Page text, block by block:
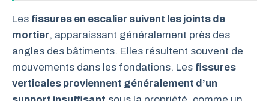
Les fissures en escalier suivent les joints de
mortier, apparaissant généralement près des
angles des bâtiments. Elles résultent souvent de
mouvements dans les fondations. Les fissures
verticales proviennent généralement d’un